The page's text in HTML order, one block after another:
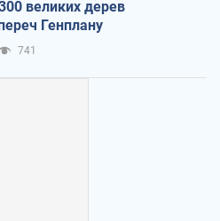
великих дерев
Генплану
741